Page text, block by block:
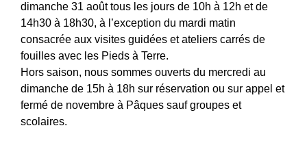
dimanche 31 août tous les jours de 10h à 12h et de
14h30 à 18h30, à l’exception du mardi matin
consacrée aux visites guidées et ateliers carrés de
fouilles avec les Pieds à Terre.
Hors saison, nous sommes ouverts du mercredi au
dimanche de 15h à 18h sur réservation ou sur appel et
fermé de novembre à Pâques sauf groupes et
scolaires.